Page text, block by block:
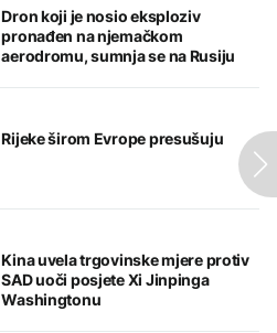
Dron koji je nosio eksploziv
pronađen na njemačkom
aerodromu, sumnja se na Rusiju
Rijeke širom Evrope presušuju
Kina uvela trgovinske mjere protiv
SAD uoči posjete Xi Jinpinga
Washingtonu